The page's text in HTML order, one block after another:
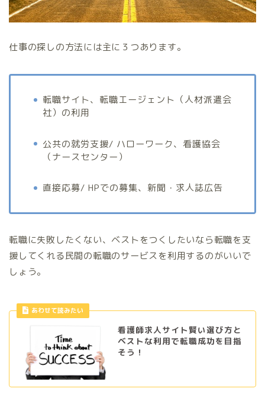
仕事の探しの方法には主に３つあります。
転職サイト、転職エージェント（人材派遣会
社）の利用
公共の就労支援/ ハローワーク、看護協会
（ナースセンター）
直接応募/ HPでの募集、新聞・求人誌広告
転職に失敗したくない、ベストをつくしたいなら転職を支
援してくれる民間の転職のサービスを利用するのがいいで
しょう。
あわせて読みたい
看護師求人サイト賢い選び方と
ベストな利用で転職成功を目指
そう！